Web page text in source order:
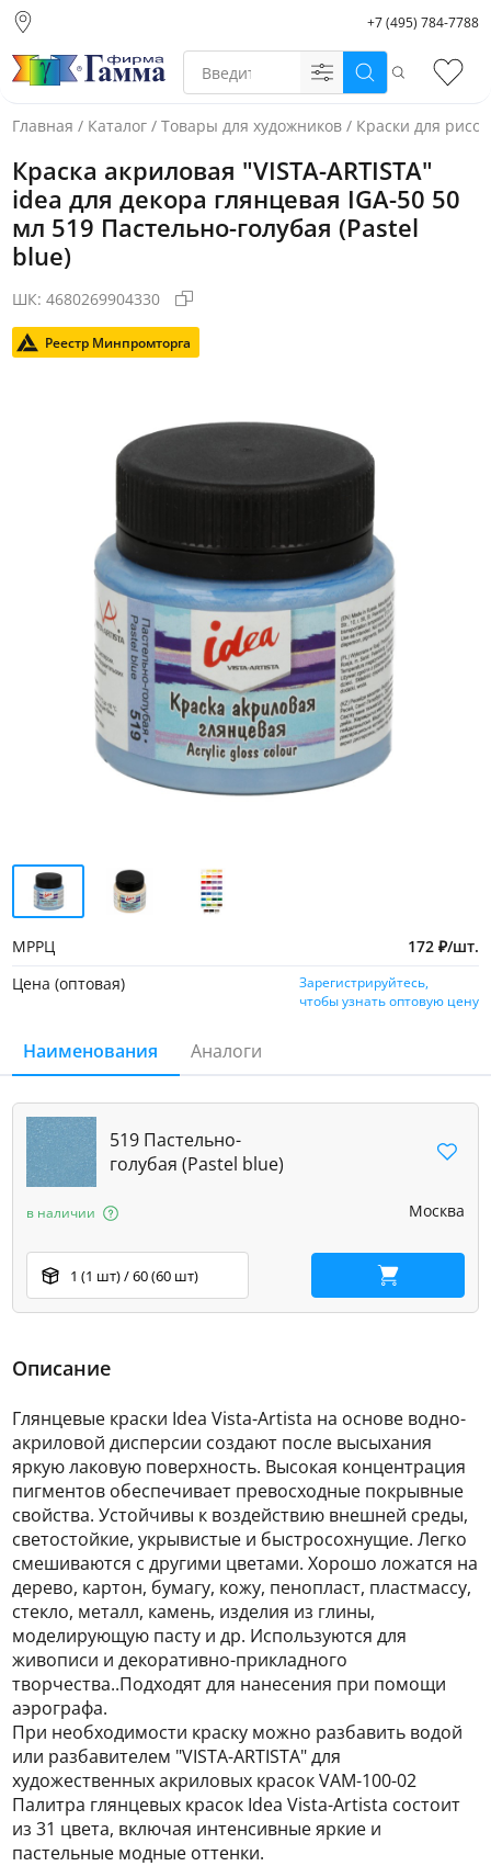
склад)
Санкт-Петербург
Екатеринбург
+7 (495) 784-7788
Поиск
Главная / Каталог / Товары для художников / Краски для
Краска акриловая "VISTA-ARTISTA"
idea для декора глянцевая IGA-50 50
мл 519 Пастельно-голубая (Pastel
blue)
ШК: 4680269904330
Реестр Минпромторга
МРРЦ 172 ₽/шт.
Цена (оптовая)
Зарегистрируйтесь,
чтобы узнать оптовую цену
Наименования Аналоги
519 Пастельно-
голубая (Pastel blue)
Москва
в наличии
1 (1 шт) / 60 (60 шт) В корзину
Описание
Глянцевые краски Idea Vista-Artista на основе водно-
акриловой дисперсии создают после высыхания
яркую лаковую поверхность. Высокая концентрация
пигментов обеспечивает превосходные покрывные
свойства. Устойчивы к воздействию внешней среды,
светостойкие, укрывистые и быстросохнущие. Легко
смешиваются с другими цветами. Хорошо ложатся на
дерево, картон, бумагу, кожу, пенопласт, пластмассу,
стекло, металл, камень, изделия из глины,
моделирующую пасту и др. Используются для
живописи и декоративно-прикладного
творчества..Подходят для нанесения при помощи
аэрографа.
При необходимости краску можно разбавить водой
или разбавителем "VISTA-ARTISTA" для
художественных акриловых красок VAM-100-02
Палитра глянцевых красок Idea Vista-Artista состоит
из 31 цвета, включая интенсивные яркие и
пастельные модные оттенки.